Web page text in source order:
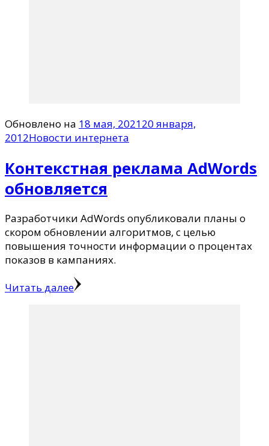
Обновлено на 18 мая, 202120 января,
2012Новости интернета
Контекстная реклама AdWords
обновляется
Разработчики AdWords опубликовали планы о
скором обновлении алгоритмов, с целью
повышения точности информации о процентах
показов в кампаниях.
Читать далее